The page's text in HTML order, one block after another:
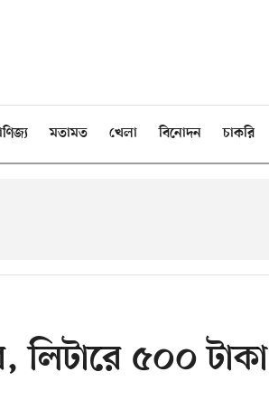
মতামত খেলা বিনোদন চাকরি
লিটারে ৫০০ টাকা